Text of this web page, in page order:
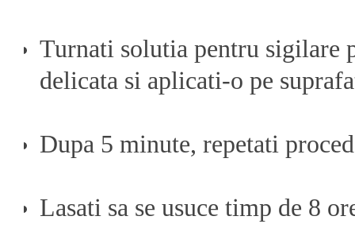
Turnati solutia pentru sigilare
delicata si aplicati-o pe
Dupa 5 minute, repetati
Lasati sa se usuce timp de 8